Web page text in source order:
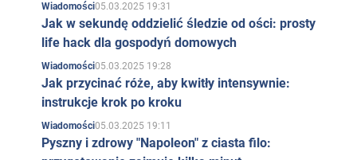
Wiadomości05.03.2025 19:31
Jak w sekundę oddzielić śledzie od ości: prosty
life hack dla gospodyń domowych
Wiadomości05.03.2025 19:28
Jak przycinać róże, aby kwitły intensywnie:
instrukcje krok po kroku
Wiadomości05.03.2025 19:11
Pyszny i zdrowy "Napoleon" z ciasta filo: